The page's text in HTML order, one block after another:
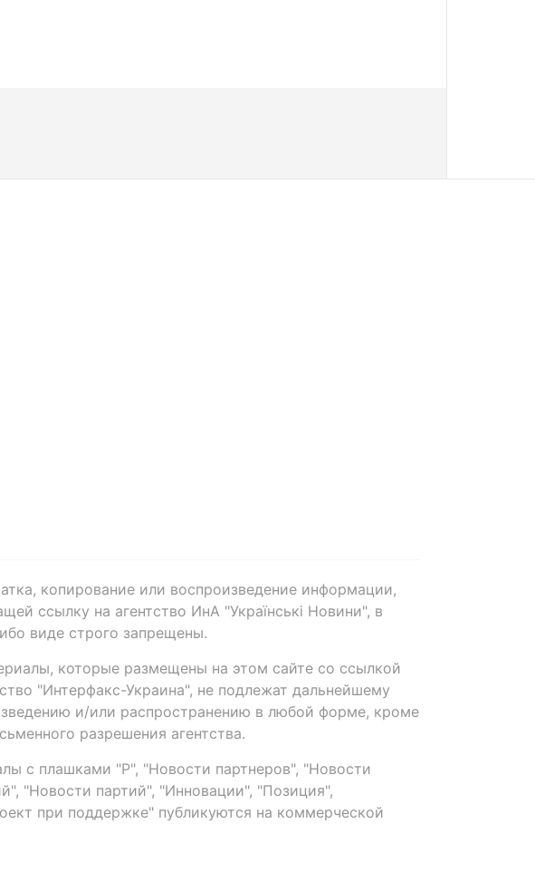
копирование или воспроизведение информации,
ссылку на агентство ИнА "Українські Новини", в
виде строго запрещены.
которые размещены на этом сайте со ссылкой
"Интерфакс-Украина", не подлежат дальнейшему
и/или распространению в любой форме, кроме
разрешения агентства.
с плашками "Р", "Новости партнеров", "Новости
"Новости партий", "Инновации", "Позиция",
при поддержке" публикуются на коммерческой